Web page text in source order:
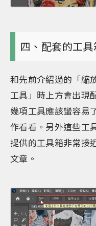
四、配套的工
和先前介紹過的「縮
工具」時上方會出現
幾項工具應該蠻容易
作看看。另外這些工
提供的工具箱非常接
文章。